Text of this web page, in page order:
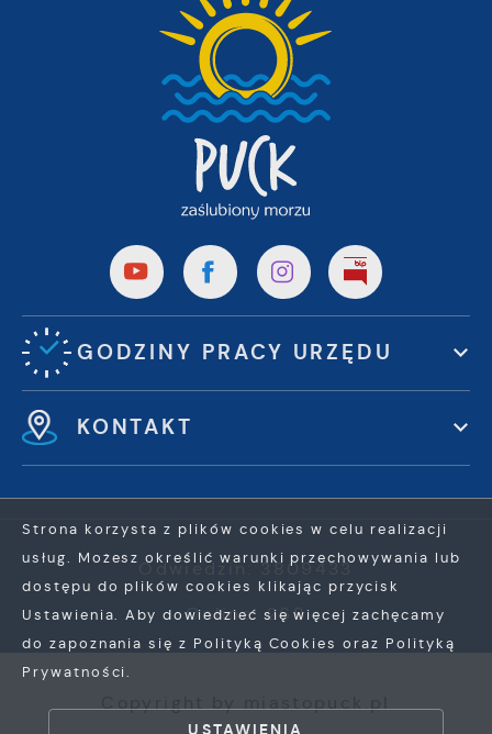
GODZINY PRACY URZĘDU
KONTAKT
Odwiedzin: 3809433
Online: 268
Strona korzysta z plików cookies w celu realizacji
usług. Możesz określić warunki przechowywania lub
dostępu do plików cookies klikając przycisk
Ustawienia. Aby dowiedzieć się więcej zachęcamy
do zapoznania się z Polityką Cookies oraz Polityką
Prywatności.
USTAWIENIA